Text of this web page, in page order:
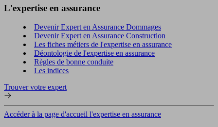
L'expertise en assurance
Devenir Expert en Assurance Dommages
Devenir Expert en Assurance Construction
Les fiches métiers de l'expertise en assurance
Déontologie de l'expertise en assurance
Règles de bonne conduite
Les indices
Trouver votre expert
Accéder à la page d'accueil l'expertise en assurance